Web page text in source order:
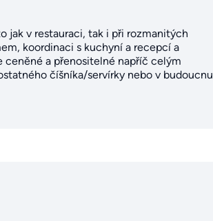
jak v restauraci, tak i při rozmanitých
koordinaci s kuchyní a recepcí a
ceněné a přenositelné napříč celým
číšníka/servírky nebo v budoucnu